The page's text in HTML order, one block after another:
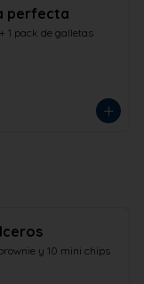
perfecta
1 pack de galletas
y 10 mini chips